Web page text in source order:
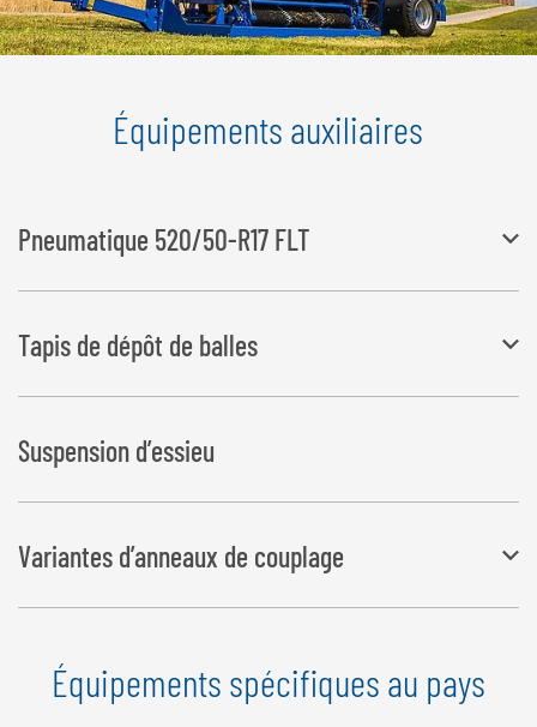
Équipements auxiliaires
Pneumatique 520/50-R17 FLT
La largeur se modifie à 2 545 mm, la hauteur à 3 590 mm – 3 770
mm selon la position de la partie supérieure, avec essieu élévateur
sorti
Tapis de dépôt de balles
Tapis en caoutchouc mobile hydrauliquement, commande par
télécommande radio
Suspension d’essieu
Variantes d’anneaux de couplage
Variantes d’anneaux de couplage
Équipements spécifiques au pays